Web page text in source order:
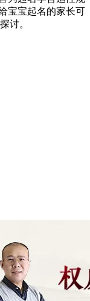
宝宝起名的家长可
讨。